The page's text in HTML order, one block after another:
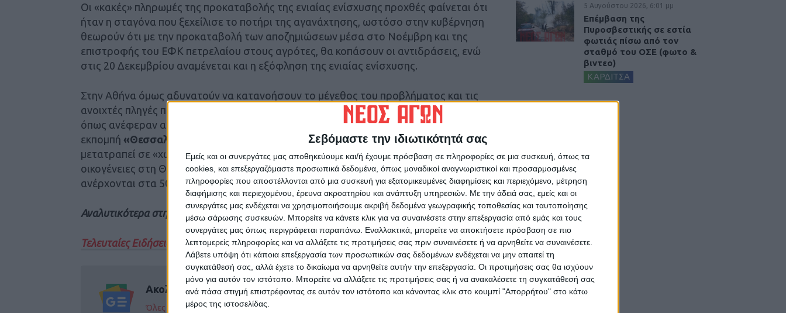
Σεβόμαστε την ιδιωτικότητά σας
Εμείς και οι συνεργάτες μας αποθηκεύουμε και/ή έχουμε πρόσβαση σε πληροφορίες σε μια συσκευή, όπως τα
cookies, και επεξεργαζόμαστε προσωπικά δεδομένα, όπως μοναδικοί αναγνωριστικοί και προσαρμοσμένες
πληροφορίες που αποστέλλονται από μια συσκευή για εξατομικευμένες διαφημίσεις και περιεχόμενο, μέτρηση
διαφήμισης και περιεχομένου, έρευνα ακροατηρίου και ανάπτυξη υπηρεσιών. Με την άδειά σας, εμείς και οι
συνεργάτες μας ενδέχεται να χρησιμοποιήσουμε ακριβή δεδομένα γεωγραφικής τοποθεσίας και ταυτοποίησης
μέσω σάρωσης συσκευών. Μπορείτε να κάνετε κλικ για να συναινέσετε στην επεξεργασία από εμάς και τους
συνεργάτες μας όπως περιγράφεται παραπάνω. Εναλλακτικά, μπορείτε να αποκτήσετε πρόσβαση σε πιο
λεπτομερείς πληροφορίες και να αλλάξετε τις προτιμήσεις σας πριν συναινέσετε ή να αρνηθείτε να συναινέσετε.
Λάβετε υπόψη ότι κάποια επεξεργασία των προσωπικών σας δεδομένων ενδέχεται να μην απαιτεί τη
συγκατάθεσή σας, αλλά έχετε το δικαίωμα να αρνηθείτε αυτήν την επεξεργασία. Οι προτιμήσεις σας θα ισχύουν
μόνο για αυτόν τον ιστότοπο. Μπορείτε να αλλάξετε τις προτιμήσεις σας ή να ανακαλέσετε τη συγκατάθεσή σας
ανά πάσα στιγμή επιστρέφοντας σε αυτόν τον ιστότοπο και κάνοντας κλικ στο κουμπί "Απορρήτου" στο κάτω
μέρος της ιστοσελίδας.
Οι «κακές» πληρωμές της προκαταβολής της ενιαίας ενίσχυσης προχθές φαίνεται ότι
ήταν η σταγόνα που ξεχείλισε το ποτήρι της αγανάχτησης, ωστόσο στην κυβέρνηση
θεωρούν ότι με την προκαταβολή των αποζημιώσεων μέσα στο Νοέμβρη και της
επιστροφής του ΕΦΚ πετρελαίου στους αγρότες, θα κοπάσουν οι αντιδράσεις, ενώ
στις 20 Δεκεμβρίου αναμένεται και η εξόφληση της ενιαίας ενίσχυσης.
Στην Αθήνα όμως αδυνατούν να κατανοήσουν το μέγεθος του προβλήματος και τις
ανοιχτές πληγές που άφησε πίσω της η θεομηνία Daniel στη Θεσσαλία. Ενδεικτικά
όπως ανέφεραν αγρότες από την περιοχή του Κοσκινά το βράδυ της Δευτέρας στην
εκπομπή «Θεσσαλών Γη»
, ένα ζωντανό χωριό στον κάμπο του Παλαμά που έχει
μετατραπεί σε «χωριό φάντασμα» μετά τις πλημμύρες, εκατοντάδες αγροτικές
οικογένειες στη Θεσσαλία έχουν χάσει κατά μέσο όρο περιουσιακά στοιχεία που
ανέρχονται στα 500.000 ευρώ για την καθεμιά.
Αναλυτικότερα στην εφημερίδα Νέος Αγών
Τελευταίες Ειδήσεις Σήμερα
Ακολούθησε την εφημερίδα ΝΕΟΣ ΑΓΩΝ στο Google News!
Όλες οι εξελίξεις στην περιοχή της Καρδίτσας και ευρύτερα της Θεσσαλίας
5 Αυγούστου 2026, 6:01 μμ
Επέμβαση της
Πυροσβεστικής σε εστία
φωτιάς πίσω από τον
σταθμό του ΟΣΕ (φωτο &
βιντεο)
ΚΑΡΔΙΤΣΑ